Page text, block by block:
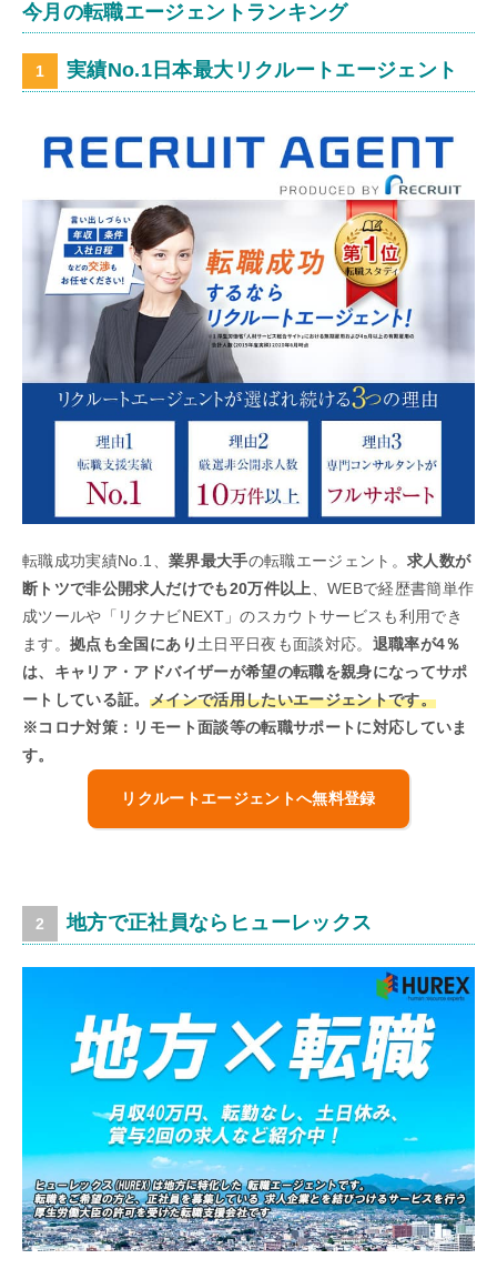
今月の転職エージェントランキング
実績No.1日本最大リクルートエージェント
転職成功実績No.1、 業界最大手の転職エージェント。求人数が
断トツで非公開求人だけでも20万件以上
、WEBで経歴書簡単作
成ツールや「リクナビNEXT」のスカウトサービスも利用でき
ます。拠点も全国にあり 土日平日夜も面談対応。 退職率が4％
は、キャリア・アドバイザーが希望の転職を親身になってサポ
ートしている証。 メインで活用したいエージェントです。
※コロナ対策：リモート面談等の転職サポートに対応していま
す。
リクルートエージェントへ無料登録
地方で正社員ならヒューレックス